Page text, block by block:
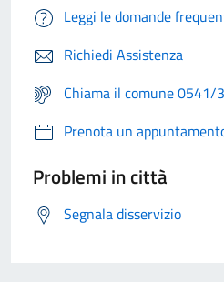
Leggi le domande
Richiedi Assistenza
Chiama il comune 0541/
Prenota un
Problemi in città
Segnala disservizio